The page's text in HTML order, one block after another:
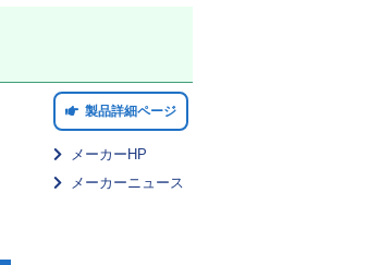
製品詳細ページ
メーカーHP
メーカーニュース